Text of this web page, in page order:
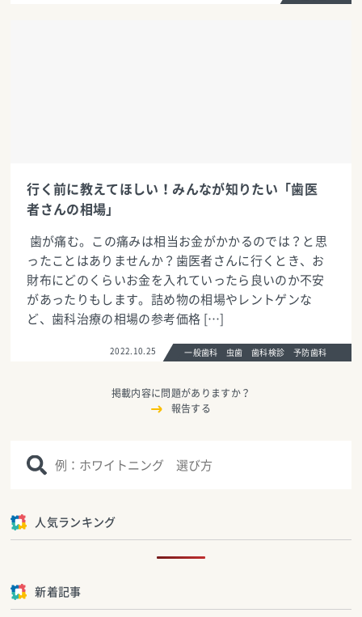
行く前に教えてほしい！みんなが知りたい「歯医
者さんの相場」
歯が痛む。この痛みは相当お金がかかるのでは？と思
ったことはありませんか？歯医者さんに行くとき、お
財布にどのくらいお金を入れていったら良いのか不安
があったりもします。詰め物の相場やレントゲンな
ど、歯科治療の相場の参考価格 […]
2022.10.25 一般歯科 虫歯 歯科検診 予防歯科
掲載内容に問題がありますか？
報告する
人気ランキング
新着記事